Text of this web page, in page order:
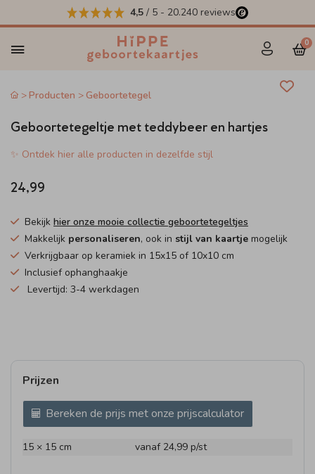
4,5 / 5 - 20.240 reviews
0
Producten Geboortetegel
Geboortetegeltje met teddybeer en hartjes
✨ Ontdek hier alle producten in dezelfde stijl
24,99
Bekijk hier onze mooie collectie geboortetegeltjes
Makkelijk personaliseren, ook in stijl van kaartje mogelijk
Verkrijgbaar op keramiek in 15x15 of 10x10 cm
Inclusief ophanghaakje
Levertijd: 3-4 werkdagen
Prijzen
Bereken de prijs met onze prijscalculator
15 × 15 cm vanaf 24,99 p/st